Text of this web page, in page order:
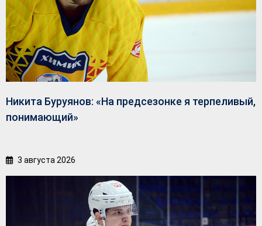
Никита Буруянов: «На предсезонке я терпеливый,
понимающий»
3 августа 2026